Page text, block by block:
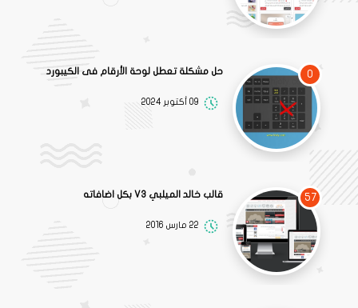
0 حل مشكلة تعطل لوحة الأرقام فى الكيبورد
09 أكتوبر 2024
57 قالب خالد الميلبي V3 بكل اضافاته
22 مارس 2016